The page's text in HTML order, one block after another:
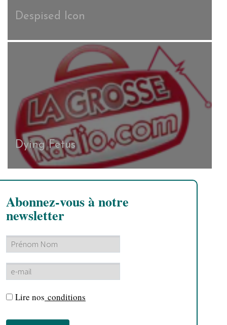
Despised Icon
Dying Fetus
Abonnez-vous à notre
newsletter
Lire nos conditions